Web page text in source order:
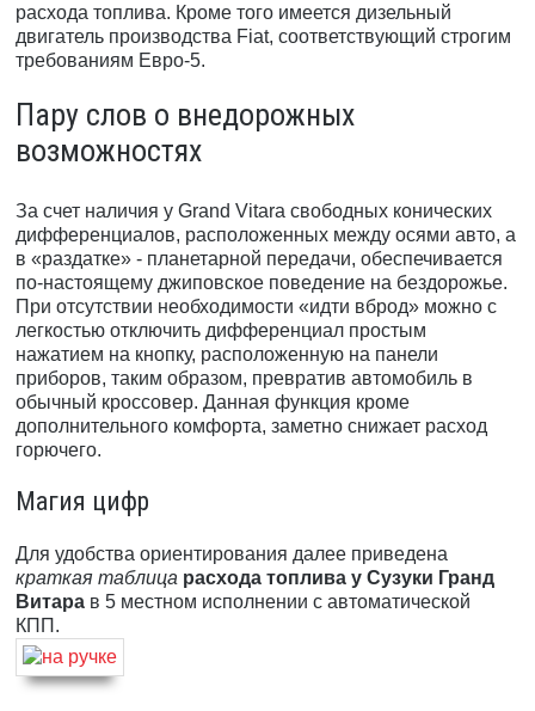
расхода топлива. Кроме того имеется дизельный
двигатель производства Fiat, соответствующий строгим
требованиям Евро-5.
Пару слов о внедорожных
возможностях
За счет наличия у Grand Vitara свободных конических
дифференциалов, расположенных между осями авто, а
в «раздатке» - планетарной передачи, обеспечивается
по-настоящему джиповское поведение на бездорожье.
При отсутствии необходимости «идти вброд» можно с
легкостью отключить дифференциал простым
нажатием на кнопку, расположенную на панели
приборов, таким образом, превратив автомобиль в
обычный кроссовер. Данная функция кроме
дополнительного комфорта, заметно снижает расход
горючего.
Магия цифр
Для удобства ориентирования далее приведена
краткая таблица расхода топлива у Сузуки Гранд
Витара в 5 местном исполнении с автоматической
КПП.